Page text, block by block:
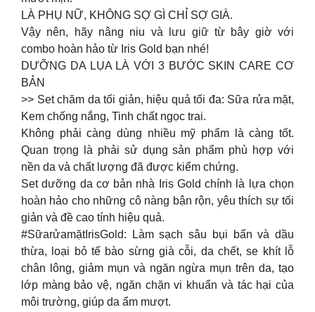
LÀ PHỤ NỮ, KHÔNG SỢ GÌ CHỈ SỢ GIÀ.
Vậy nên, hãy nâng niu và lưu giữ từ bây giờ với
combo hoàn hảo từ Iris Gold bạn nhé!
DƯỠNG DA LỤA LÀ VỚI 3 BƯỚC SKIN CARE CƠ
BẢN
>> Set chăm da tối giản, hiệu quả tối đa: Sữa rửa mặt,
Kem chống nắng, Tinh chất ngọc trai.
Không phải càng dùng nhiều mỹ phẩm là càng tốt.
Quan trọng là phải sử dụng sản phẩm phù hợp với
nền da và chất lượng đã được kiểm chứng.
Set dưỡng da cơ bản nhà Iris Gold chính là lựa chọn
hoàn hảo cho những cô nàng bận rộn, yêu thích sự tối
giản và đề cao tính hiệu quả.
#SữarửamặtIrisGold: Làm sạch sâu bụi bẩn và dầu
thừa, loại bỏ tế bào sừng già cỗi, da chết, se khít lỗ
chân lông, giảm mụn và ngăn ngừa mụn trên da, tạo
lớp màng bảo vệ, ngăn chặn vi khuẩn và tác hại của
môi trường, giúp da ẩm mượt.